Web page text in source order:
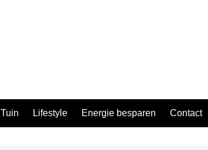
Tuin Lifestyle Energie besparen Contact